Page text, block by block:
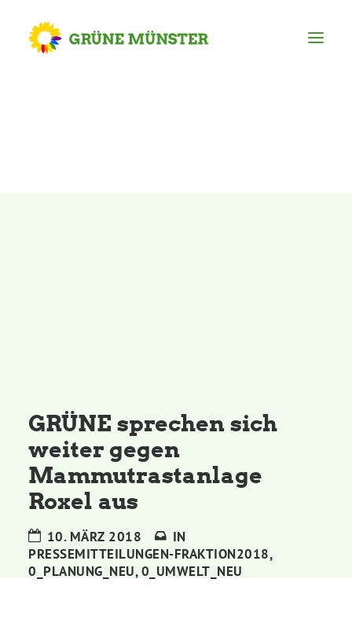
Grünes Zentrum
Personen
Sylvia Rietenberg, MdB
GRÜNE sprechen sich
weiter gegen
Mammutrastanlage
Roxel aus
10. MÄRZ 2018
IN
PRESSEMITTEILUNGEN-FRAKTION2018,
0_PLANUNG_NEU,0_UMWELT_NEU